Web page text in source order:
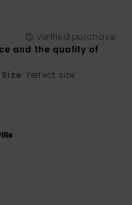
Verified purchase
and the quality of
Size: Perfect size